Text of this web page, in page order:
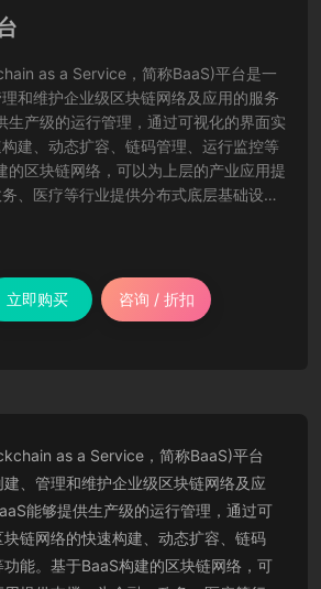
as a Service，简称BaaS)平台是一
和维护企业级区块链网络及应用的服务
生产级的运行管理，通过可视化的界面实
建、动态扩容、链码管理、运行监控等
的区块链网络，可以为上层的产业应用提
、医疗等行业提供分布式底层基础设施
提供私有化部署服务。
立即购买 咨询 / 折扣
as a Service，简称BaaS)平台
、管理和维护企业级区块链网络及应
能够提供生产级的运行管理，通过可
链网络的快速构建、动态扩容、链码
能。基于BaaS构建的区块链网络，可